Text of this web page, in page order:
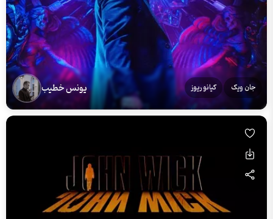
جان ویک کیانو ریوز یونس خطیب